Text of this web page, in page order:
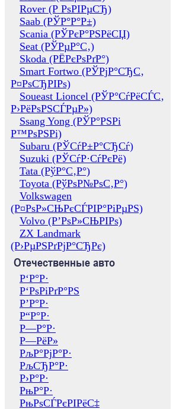
Rover (Р РѕРІРµСЂ)
Saab (РЎР°Р°Р±)
Scania (РЎРєР°РЅРёСЏ)
Seat (РЎРµР°С‚)
Skoda (РЁРєРѕРґР°)
Smart Fortwo (РЎРјР°СЂС‚
Р¤РѕСЂРІРѕ)
Soueast Lioncel (РЎР°СѓРёСЃС‚
Р›РёРѕРЅСЃРµР»)
Ssang Yong (РЎР°РЅРі
Р™РѕРЅРі)
Subaru (РЎСѓР±Р°СЂСѓ)
Suzuki (РЎСѓР·СѓРєРё)
Tata (РўР°С‚Р°)
Toyota (РўРѕР№РѕС‚Р°)
Volkswagen
(Р¤РѕР»СЊРєСЃРІР°РіРµРЅ)
Volvo (Р’РѕР»СЊРІРѕ)
ZX Landmark
(Р›РµРЅРґРјР°СЂРє)
Отечественные авто
Р‘Р°Р·
Р‘РѕРіРґР°РЅ
Р’Р°Р·
Р“Р°Р·
Р—Р°Р·
Р—РёР»
РљР°РјР°Р·
РљСЂР°Р·
Р›Р°Р·
РњР°Р·
РњРѕСЃРєРІРёС‡